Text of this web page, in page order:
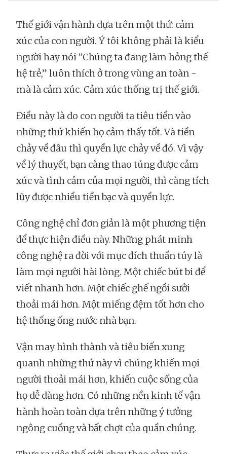
Thế giới vận hành dựa trên một thứ: cảm
xúc của con người. Ý tôi không phải là kiểu
người hay nói “Chúng ta đang làm hỏng thế
hệ trẻ,” luôn thích ở trong vùng an toàn -
mà là cảm xúc. Cảm xúc thống trị thế giới.
Điều này là do con người ta tiêu tiền vào
những thứ khiến họ cảm thấy tốt. Và tiền
chảy về đâu thì quyền lực chảy về đó. Vì vậy
về lý thuyết, bạn càng thao túng được cảm
xúc và tình cảm của mọi người, thì càng tích
lũy được nhiều tiền bạc và quyền lực.
Công nghệ chỉ đơn giản là một phương tiện
để thực hiện điều này. Những phát minh
công nghệ ra đời với mục đích thuần túy là
làm mọi người hài lòng. Một chiếc bút bi để
viết nhanh hơn. Một chiếc ghế ngồi sưởi
thoải mái hơn. Một miếng đệm tốt hơn cho
hệ thống ống nước nhà bạn.
Vận may hình thành và tiêu biến xung
quanh những thứ này vì chúng khiến mọi
người thoải mái hơn, khiến cuộc sống của
họ dễ dàng hơn. Có những nền kinh tế vận
hành hoàn toàn dựa trên những ý tưởng
ngông cuồng và bất chợt của quần chúng.